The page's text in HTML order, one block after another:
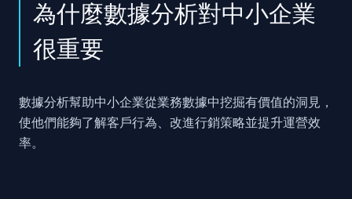
為什麼數據分析對中小企業
很重要
數據分析幫助中小企業從業務數據中挖掘有價值的洞見，
使他們能夠了解客戶行為、改進行銷策略並提升運營效
率。